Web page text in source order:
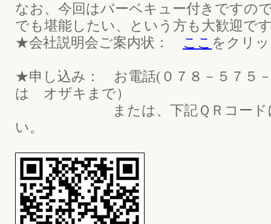
なお、今回はバーベキュー付きですの
でも堪能したい、という方も大歓迎で
★会社説明会ご案内状： ここ をクリ
★申し込み： お電話(０７８－５７５
は オザキまで）
または、下記ＱＲコードにて
い。